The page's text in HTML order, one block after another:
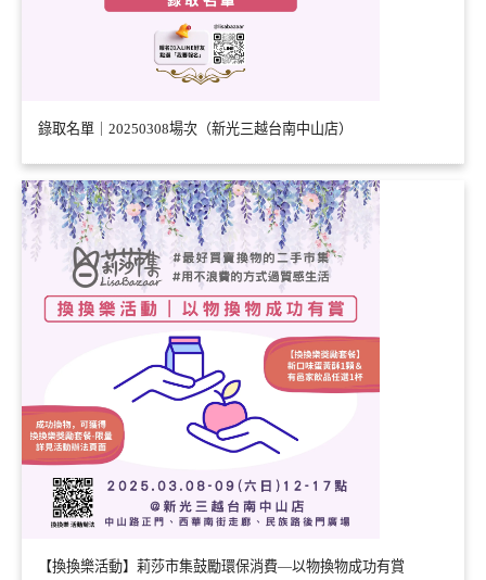
錄取名單｜20250308場次（新光三越台南中山店）
【換換樂活動】莉莎市集鼓勵環保消費—以物換物成功有賞